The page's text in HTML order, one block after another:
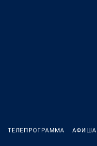
ТЕЛЕПРОГРАММА АФИША